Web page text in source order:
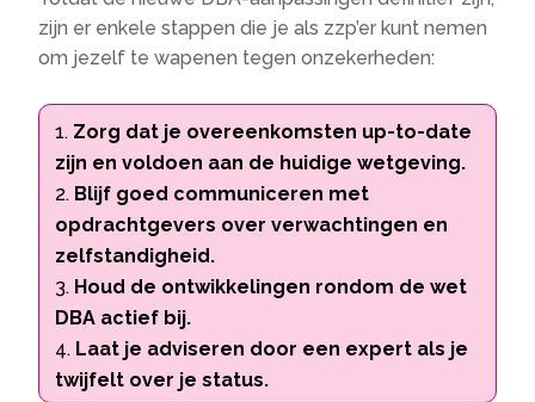
zijn er enkele stappen die je als zzp’er kunt nemen
om jezelf te wapenen tegen onzekerheden:
Zorg dat je overeenkomsten up-to-date
zijn en voldoen aan de huidige wetgeving.
Blijf goed communiceren met
opdrachtgevers over verwachtingen en
zelfstandigheid.
Houd de ontwikkelingen rondom de wet
DBA actief bij.
Laat je adviseren door een expert als je
twijfelt over je status.